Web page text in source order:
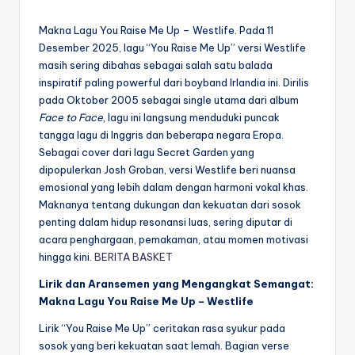
Makna Lagu You Raise Me Up – Westlife. Pada 11
Desember 2025, lagu “You Raise Me Up” versi Westlife
masih sering dibahas sebagai salah satu balada
inspiratif paling powerful dari boyband Irlandia ini. Dirilis
pada Oktober 2005 sebagai single utama dari album
Face to Face , lagu ini langsung menduduki puncak
tangga lagu di Inggris dan beberapa negara Eropa.
Sebagai cover dari lagu Secret Garden yang
dipopulerkan Josh Groban, versi Westlife beri nuansa
emosional yang lebih dalam dengan harmoni vokal khas.
Maknanya tentang dukungan dan kekuatan dari sosok
penting dalam hidup resonansi luas, sering diputar di
acara penghargaan, pemakaman, atau momen motivasi
hingga kini. BERITA BASKET
Lirik dan Aransemen yang Mengangkat Semangat:
Makna Lagu You Raise Me Up – Westlife
Lirik “You Raise Me Up” ceritakan rasa syukur pada
sosok yang beri kekuatan saat lemah. Bagian verse